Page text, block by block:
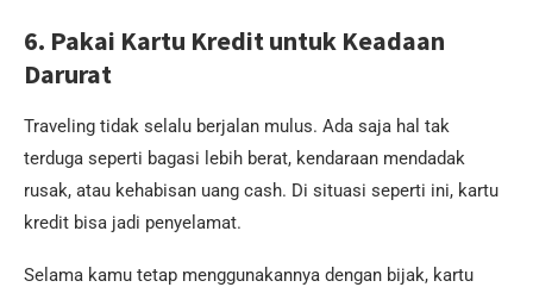
6. Pakai Kartu Kredit untuk Keadaan
Darurat
Traveling tidak selalu berjalan mulus. Ada saja hal tak
terduga seperti bagasi lebih berat, kendaraan mendadak
rusak, atau kehabisan uang cash. Di situasi seperti ini, kartu
kredit bisa jadi penyelamat.
Selama kamu tetap menggunakannya dengan bijak, kartu